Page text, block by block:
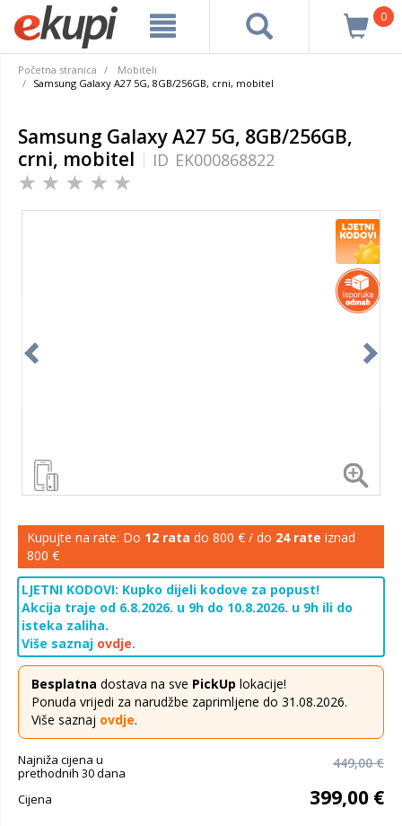
0
Početna stranica
Mobiteli
Samsung Galaxy A27 5G, 8GB/256GB, crni, mobitel
Samsung Galaxy A27 5G, 8GB/256GB,
crni, mobitel
ID EK000868822
Kupujte na rate: Do 12 rata do 800 € / do 24 rate iznad
800 €
LJETNI KODOVI: Kupko dijeli kodove za popust!
Akcija traje od 6.8.2026. u 9h do 10.8.2026. u 9h ili do
isteka zaliha.
Više saznaj ovdje.
Besplatna dostava na sve PickUp lokacije!
Ponuda vrijedi za narudžbe zaprimljene do 31.08.2026.
Više saznaj ovdje.
Najniža cijena u
prethodnih 30 dana
449,00 €
Cijena 399,00 €